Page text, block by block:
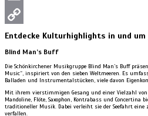
Email
Copy
Link
Entdecke Kulturhighlights in und um
Blind Man’s Buff
Die Schönkirchener Musikgruppe Blind Man’s Buff
Music“, inspiriert von den sieben Weltmeeren. Es
Balladen und Instrumentalstücken, viele davon
Mit ihrem vierstimmigen Gesang und einer Vielzahl
Mandoline, Flöte, Saxophon, Kontrabass und Concertina
traditioneller Musik. Dabei verleiht sie der Seefahrt eine
verfallen.